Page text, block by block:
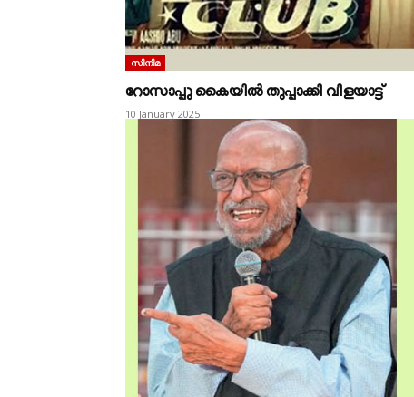
സിനിമ
റോസാപ്പു കൈയിൽ തുപ്പാക്കി വിളയാട്ട്‌
10 January 2025